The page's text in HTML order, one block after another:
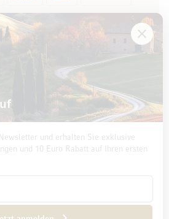
und erhalten Sie exklusive
und 10 Euro Rabatt auf Ihren ersten